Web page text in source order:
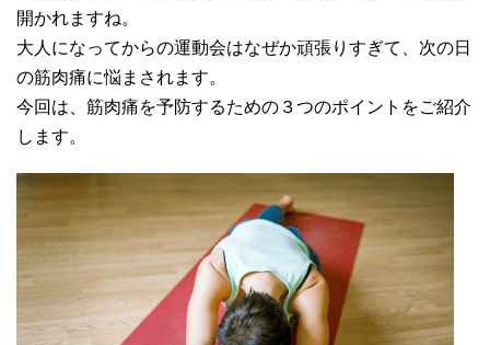
開かれますね。
大人になってからの運動会はなぜか頑張りすぎて、次の日
の筋肉痛に悩まされます。
今回は、筋肉痛を予防するための３つのポイントをご紹介
します。